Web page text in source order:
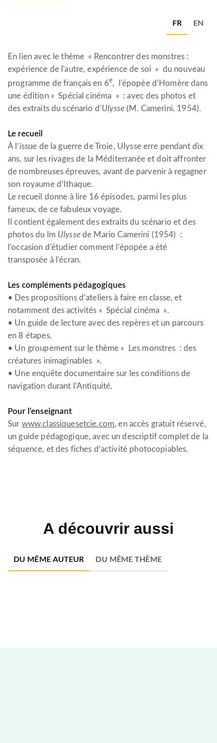
FR EN
En lien avec le thème « Rencontrer des monstres :
expérience de l'autre, expérience de soi » du nouveau
programme de français en 6e, l’épopée d’Homère dans
une édition « Spécial cinéma » : avec des photos et
des extraits du scénario d’Ulysse(M. Camerini, 1954).
Le recueil
À l’issue de la guerre de Troie, Ulysse erre pendant dix
ans, sur les rivages de la Méditerranée et doit affronter
de nombreuses épreuves, avant de parvenir à regagner
son royaume d’Ithaque.
Le recueil donne à lire 16 épisodes, parmi les plus
fameux, de ce fabuleux voyage.
Il contient également des extraits du scénario et des
photos du lm Ulyssede Mario Camerini (1954) :
l’occasion d’étudier comment l’épopée a été
transposée à l’écran.
Les compléments pédagogiques
• Des propositions d’ateliers à faire en classe, et
notamment des activités « Spécial cinéma ».
• Un guide de lecture avec des repères et un parcours
en 8 étapes.
• Un groupement sur le thème « Les monstres : des
créatures inimaginables ».
• Une enquête documentaire sur les conditions de
navigation durant l’Antiquité.
Pour l’enseignant
Sur www.classiquesetcie.com, en accès gratuit réservé,
un guide pédagogique, avec un descriptif complet de la
séquence, et des fiches d’activité photocopiables.
A découvrir aussi
DU MÊME AUTEUR DU MÊME THÈME